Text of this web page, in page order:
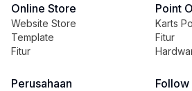
Online Store
Website Store
Template
Fitur
Point
Karts
Fitur
Perusahaan Follow